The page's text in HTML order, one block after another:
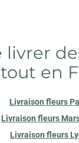
livrer
en
Livraison fleurs
Livraison fleurs
Livraison fleurs